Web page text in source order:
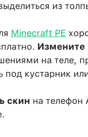
из
Minecraft PE
Измените
на теле,
под кустарник
скин на телефон